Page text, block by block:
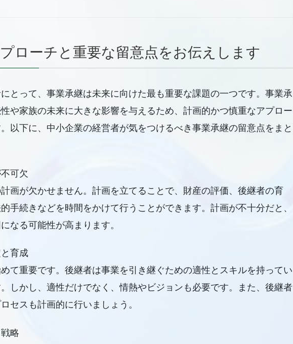
ローチと重要な留意点をお伝えします
とって、事業承継は未来に向けた最も重要な課題の一つです。事業承
や家族の未来に大きな影響を与えるため、計画的かつ慎重なアプロー
以下に、中小企業の経営者が気をつけるべき事業承継の留意点をまと
可欠
画が欠かせません。計画を立てることで、財産の評価、後継者の育
手続きなどを時間をかけて行うことができます。計画が不十分だと、
なる可能性が高まります。
育成
て重要です。後継者は事業を引き継ぐための適性とスキルを持ってい
しかし、適性だけでなく、情熱やビジョンも必要です。また、後継者
セスも計画的に行いましょう。
略